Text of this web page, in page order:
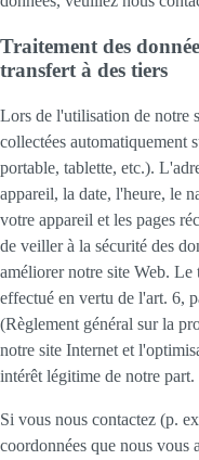
Traitement des
transfert à des tiers
Lors de l'utilisation de notre
collectées automatiquement
portable, tablette, etc.).
appareil, la date, l'heure, le
votre appareil et les pages
de veiller à la sécurité des
améliorer notre site Web. Le
effectué en vertu de l'art. 6,
(Règlement général sur la
notre site Internet et
intérêt légitime de notre part.
Si vous nous contactez (p.
coordonnées que nous vous